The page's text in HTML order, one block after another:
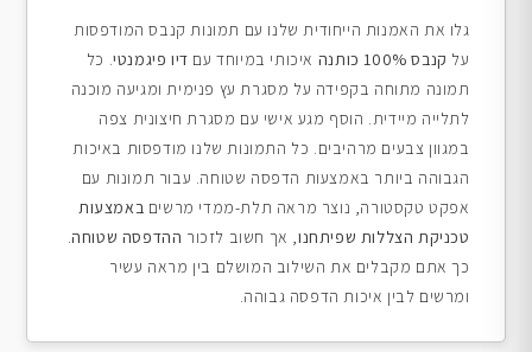
גלו את האמנות הייחודית שלנו עם תמונות קנבס המודפסות
על קנבס 100% כותנה איכותי במיוחד עם דיו פיגמנטי. כל
תמונה מתוחה בקפידה על מסגרת עץ פנימית ומגיעה מוכנה
לתלייה מיידית. הוסף מגע אישי עם מסגרת חיצונית צפה
במגוון צבעים מרהיבים. כל התמונות שלנו מודפסות באיכות
הגבוהה ביותר באמצעות הדפסה שטוחה. עבור תמונות עם
אפקט טקסטורה, נוצר מראה תלת-ממדי מרשים באמצעות
טכניקת הצללות שפיתחנו, אך חשוב לזכור ההדפסה שטוחה.
כך אתם מקבלים את השילוב המושלם בין מראה עשיר
ומרשים לבין איכות הדפסה גבוהה.